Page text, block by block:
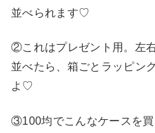
並べられます♡
②これはプレゼント用。左
並べたら、箱ごとラッピン
よ♡
③100均でこんなケースを